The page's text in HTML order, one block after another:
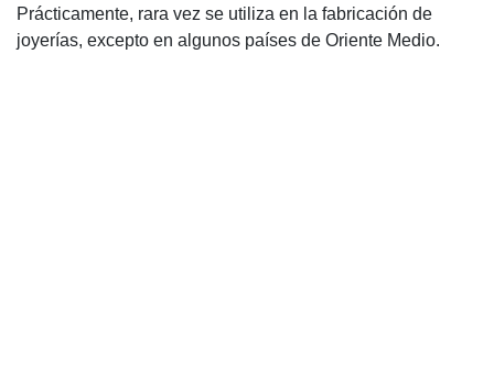
Prácticamente, rara vez se utiliza en la fabricación de
joyerías, excepto en algunos países de Oriente Medio.